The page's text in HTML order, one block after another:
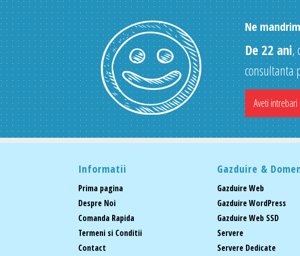
Ne
De 22 ani,
consultanta
Aveti
Informatii
Prima pagina
Despre Noi
Comanda Rapida
Termeni si Conditii
Contact
Gazduire &
Gazduire Web
Gazduire WordPress
Gazduire Web SSD
Servere
Servere Dedicate